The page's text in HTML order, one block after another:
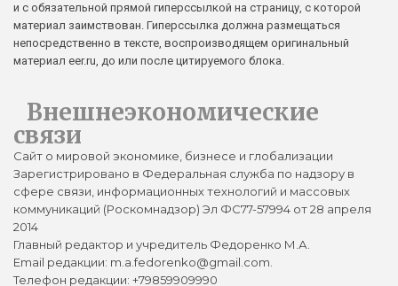
и с обязательной прямой гиперссылкой на страницу, с которой
материал заимствован. Гиперссылка должна размещаться
непосредственно в тексте, воспроизводящем оригинальный
материал eer.ru, до или после цитируемого блока.
Внешнеэкономические
связи
Сайт о мировой экономике, бизнесе и глобализации
Зарегистрировано в Федеральная служба по надзору в
сфере связи, информационных технологий и массовых
коммуникаций (Роскомнадзор) Эл ФС77-57994 от 28 апреля
2014
Главный редактор и учредитель Федоренко М.А.
Email редакции: m.a.fedorenko@gmail.com.
Телефон редакции: +79859909990